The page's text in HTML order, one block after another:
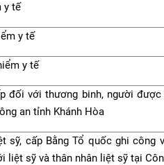
y tế
y tế
y tế
đối với thương binh, người
an tỉnh Khánh Hòa
sỹ, cấp Bằng Tổ quốc ghi công
liệt sỹ và thân nhân liệt sỹ tại